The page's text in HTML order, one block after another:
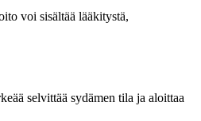
voi sisältää lääkitystä,
selvittää sydämen tila ja aloittaa